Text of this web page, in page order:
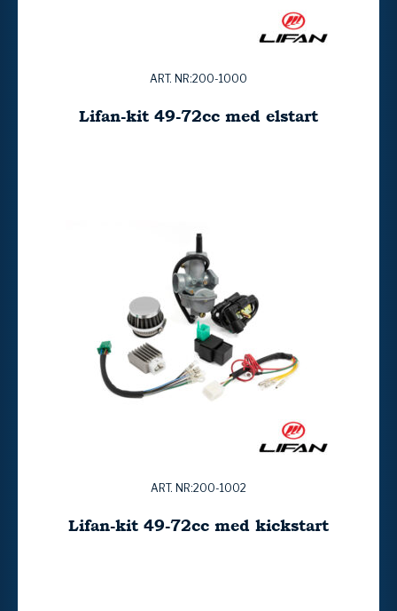
ART. NR:200-1000
Lifan-kit 49-72cc med elstart
ART. NR:200-1002
Lifan-kit 49-72cc med kickstart